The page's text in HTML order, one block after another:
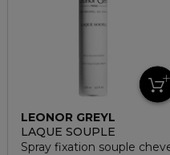
LEONOR GREYL
LAQUE SOUPLE
Spray fixation souple